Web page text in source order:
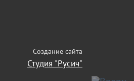
Создание сайта
Студия "Русич"